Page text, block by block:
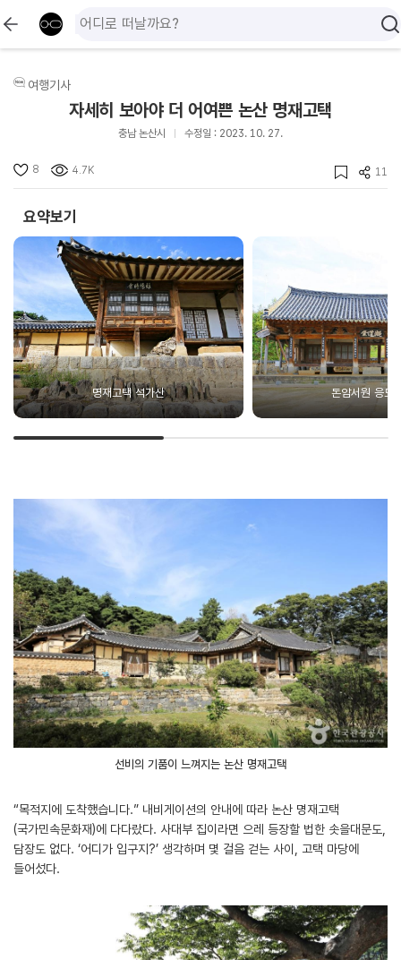
여행기사
자세히 보아야 더 어여쁜 논산 명재고택
충남 논산시 수정일 : 2023. 10. 27.
8 4.7K 11
요약보기
명재고택 석가산 돈암서원 응도
선비의 기품이 느껴지는 논산 명재고택
“목적지에 도착했습니다.” 내비게이션의 안내에 따라 논산 명재고택
(국가민속문화재)에 다다랐다. 사대부 집이라면 으레 등장할 법한 솟을대문도,
담장도 없다. ‘어디가 입구지?’ 생각하며 몇 걸음 걷는 사이, 고택 마당에
들어섰다.